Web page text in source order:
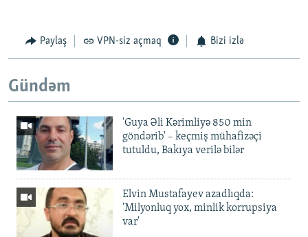
Paylaş VPN-siz açmaq Bizi izlə
Gündəm
'Guya Əli Kərimliyə 850 min
göndərib' – keçmiş mühafizəçi
tutuldu, Bakıya verilə bilər
Elvin Mustafayev azadlıqda:
'Milyonluq yox, minlik korrupsiya
var'